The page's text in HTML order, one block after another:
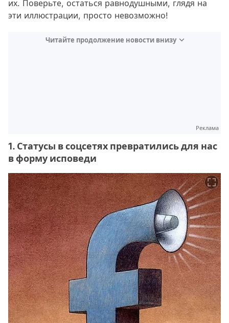
их. Поверьте, остаться равнодушными, глядя на
эти иллюстрации, просто невозможно!
Читайте продолжение новости внизу
Реклама
1. Статусы в соцсетях превратились для нас
в форму исповеди